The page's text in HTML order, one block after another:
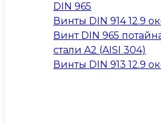
DIN 965
Винты DIN 914 12.9
Винт DIN 965
стали A2 (AISI 304)
Винты DIN 913 12.9